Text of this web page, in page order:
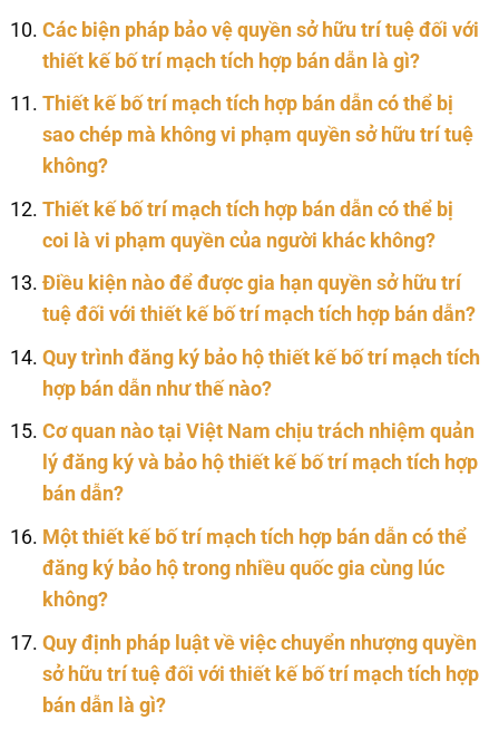
Các biện pháp bảo vệ quyền sở hữu trí tuệ đối với
thiết kế bố trí mạch tích hợp bán dẫn là gì?
Thiết kế bố trí mạch tích hợp bán dẫn có thể bị
sao chép mà không vi phạm quyền sở hữu trí tuệ
không?
Thiết kế bố trí mạch tích hợp bán dẫn có thể bị
coi là vi phạm quyền của người khác không?
Điều kiện nào để được gia hạn quyền sở hữu trí
tuệ đối với thiết kế bố trí mạch tích hợp bán dẫn?
Quy trình đăng ký bảo hộ thiết kế bố trí mạch tích
hợp bán dẫn như thế nào?
Cơ quan nào tại Việt Nam chịu trách nhiệm quản
lý đăng ký và bảo hộ thiết kế bố trí mạch tích hợp
bán dẫn?
Một thiết kế bố trí mạch tích hợp bán dẫn có thể
đăng ký bảo hộ trong nhiều quốc gia cùng lúc
không?
Quy định pháp luật về việc chuyển nhượng quyền
sở hữu trí tuệ đối với thiết kế bố trí mạch tích hợp
bán dẫn là gì?